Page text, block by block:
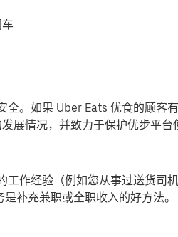
。如果 Uber Eats 优食的顾
展情况，并致力于保护优步平台
作经验（例如您从事过送货司
补充兼职或全职收入的好方法。